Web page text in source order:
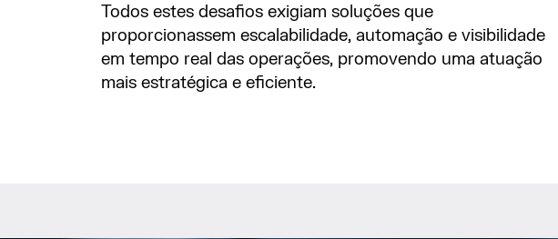
Todos estes desafios exigiam soluções que
proporcionassem escalabilidade, automação e visibilidade
em tempo real das operações, promovendo uma atuação
mais estratégica e eficiente.